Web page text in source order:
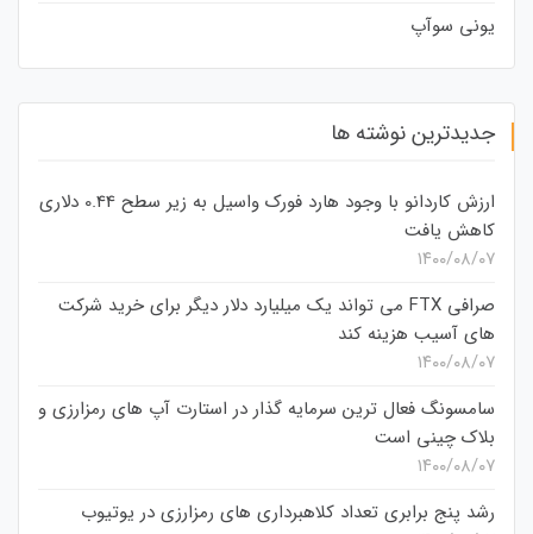
یونی سوآپ
جدیدترین نوشته ها
ارزش کاردانو با وجود هارد فورک واسیل به زیر سطح 0.44 دلاری
کاهش یافت
۱۴۰۰/۰۸/۰۷
صرافی FTX می تواند یک میلیارد دلار دیگر برای خرید شرکت
های آسیب هزینه کند
۱۴۰۰/۰۸/۰۷
سامسونگ فعال‌ ترین سرمایه‌ گذار در استارت‌ آپ‌ های رمزارزی و
بلاک چینی است
۱۴۰۰/۰۸/۰۷
رشد پنج برابری تعداد کلاهبرداری های رمزارزی در یوتیوب